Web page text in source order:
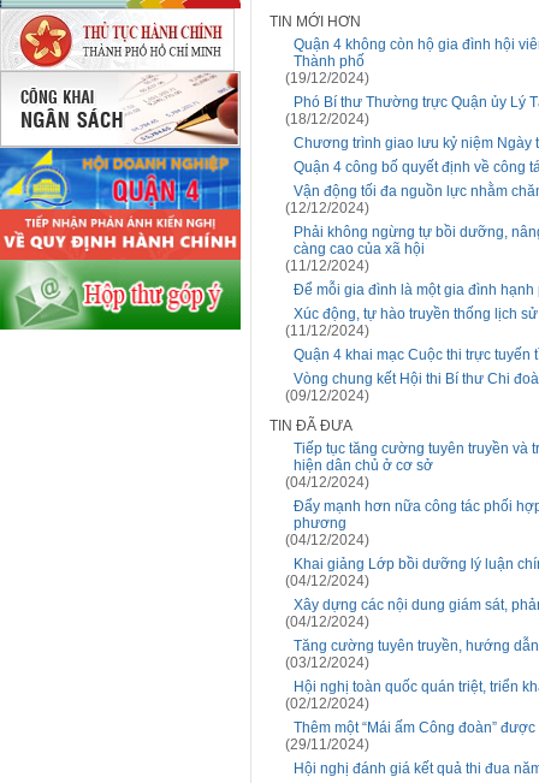
TIN MỚI HƠN
Quận 4 không còn hộ gia đình hội
Thành phố
(19/12/2024)
Phó Bí thư Thường trực Quận ủy Lý
(18/12/2024)
Chương trình giao lưu kỷ niệm Ngày
Quận 4 công bố quyết định về công
Vận động tối đa nguồn lực nhằm
(12/12/2024)
Phải không ngừng tự bồi dưỡng,
càng cao của xã hội
(11/12/2024)
Để mỗi gia đình là một gia đình
Xúc động, tự hào truyền thống lịch
(11/12/2024)
Quận 4 khai mạc Cuộc thi trực
Vòng chung kết Hội thi Bí thư Chi
(09/12/2024)
TIN ĐÃ ĐƯA
Tiếp tục tăng cường tuyên truyền và
hiện dân chủ ở cơ sở
(04/12/2024)
Đẩy mạnh hơn nữa công tác phối
phương
(04/12/2024)
Khai giảng Lớp bồi dưỡng lý luận
(04/12/2024)
Xây dựng các nội dung giám sát,
(04/12/2024)
Tăng cường tuyên truyền, hướng
(03/12/2024)
Hội nghị toàn quốc quán triệt, triển
(02/12/2024)
Thêm một “Mái ấm Công đoàn”
(29/11/2024)
Hội nghị đánh giá kết quả thi đua